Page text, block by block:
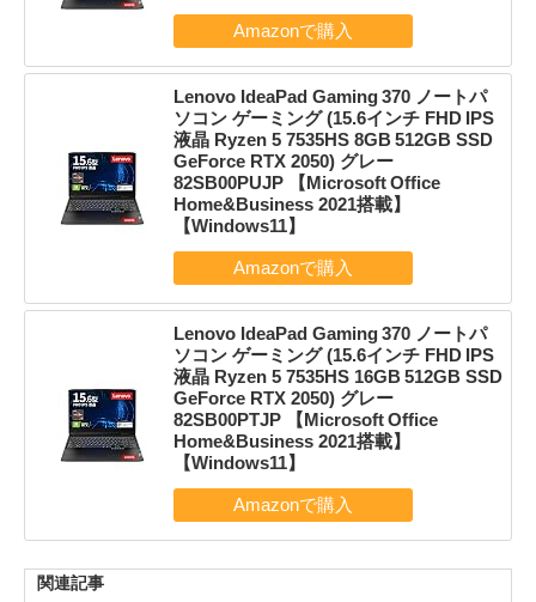
Lenovo IdeaPad Gaming 370 ノートパ
ソコン ゲーミング (15.6インチ FHD IPS
液晶 Ryzen 5 7535HS 8GB 512GB SSD
GeForce RTX 2050) グレー
82SB00PUJP 【Microsoft Office
Home&Business 2021搭載】
【Windows11】
Lenovo IdeaPad Gaming 370 ノートパ
ソコン ゲーミング (15.6インチ FHD IPS
液晶 Ryzen 5 7535HS 16GB 512GB SSD
GeForce RTX 2050) グレー
82SB00PTJP 【Microsoft Office
Home&Business 2021搭載】
【Windows11】
関連記事